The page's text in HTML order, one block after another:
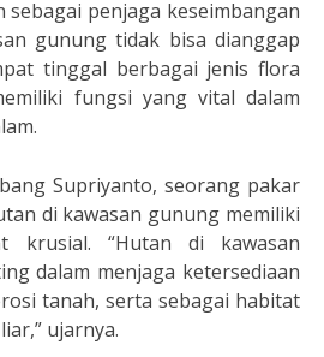
penjaga keseimbangan
gunung tidak bisa dianggap
tinggal berbagai jenis flora
fungsi yang vital dalam
Supriyanto, seorang pakar
di kawasan gunung memiliki
krusial. “Hutan di kawasan
dalam menjaga ketersediaan
tanah, serta sebagai habitat
ujarnya.